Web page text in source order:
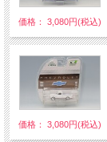
価格： 3,080円(税込)
価格： 3,080円(税込)